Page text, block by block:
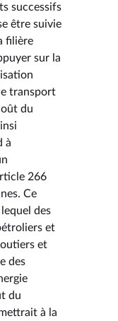
successifs
être suivie
filière
sur la
transport
du
à
266
Ce
des
et
et
des
du
à la